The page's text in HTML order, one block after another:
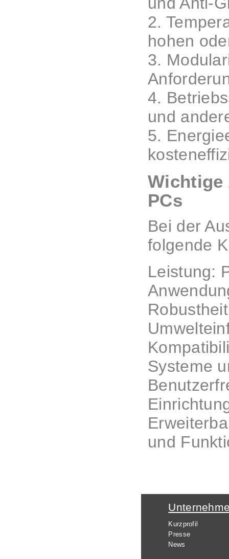
2.
hohen
3.
4.
und
5.
PCs
Bei der
folgende
Leistung:
Systeme
und
Kurzprofil
Presse
News